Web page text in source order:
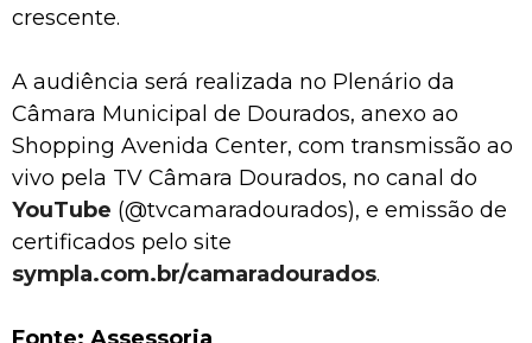
crescente.
A audiência será realizada no Plenário da
Câmara Municipal de Dourados, anexo ao
Shopping Avenida Center, com transmissão ao
vivo pela TV Câmara Dourados, no canal do
YouTube (@tvcamaradourados), e emissão de
certificados pelo site
sympla.com.br/camaradourados.
Fonte: Assessoria